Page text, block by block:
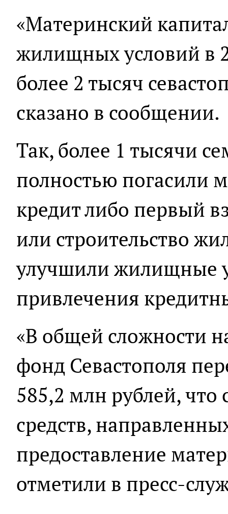
«Материнский
жилищных условий в
более 2 тысяч
сказано в сообщении.
Так, более 1 тысячи
полностью погасили
кредит либо первый
или строительство
улучшили жилищные
привлечения
«В общей сложности
фонд Севастополя
585,2 млн рублей, что
средств,
предоставление
отметили в пресс-